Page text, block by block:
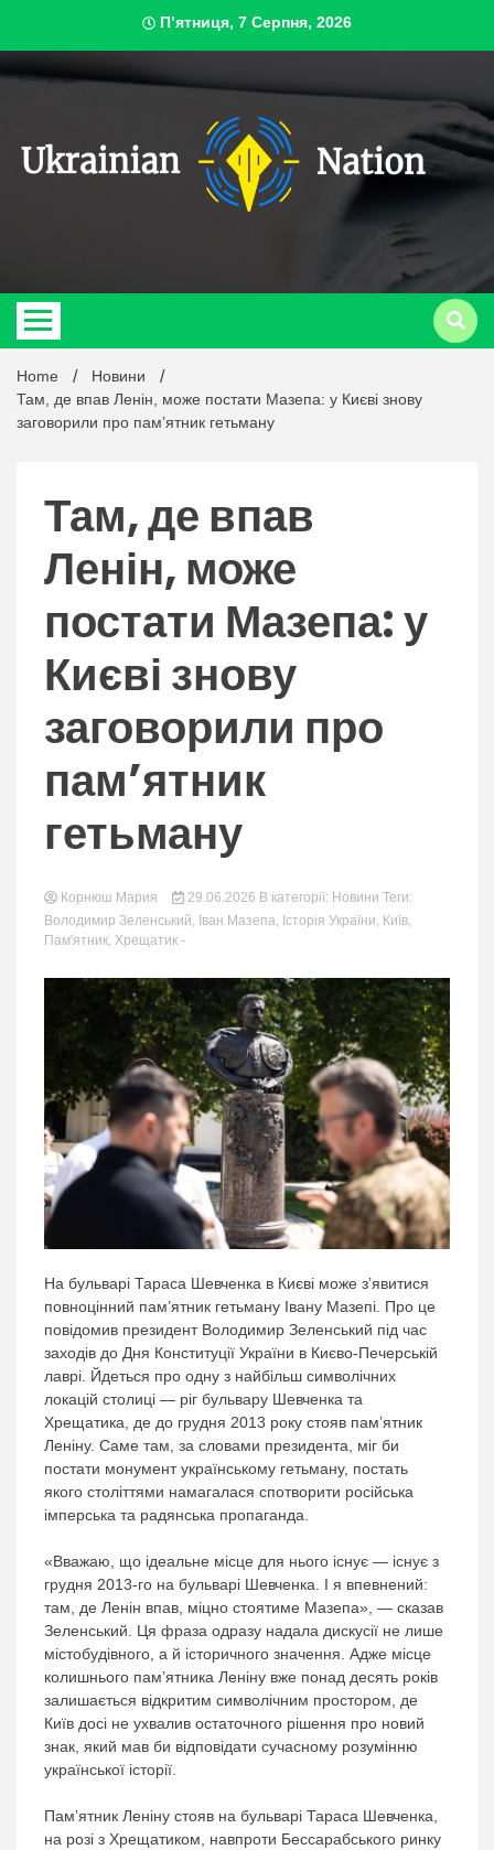
content
П’ятниця, 7 Серпня, 2026
Home
Новини
Там, де впав Ленін, може постати Мазепа: у Києві знову
заговорили про пам’ятник гетьману
Там, де впав
Ленін, може
постати Мазепа: у
Києві знову
заговорили про
пам’ятник
гетьману
Корнюш Мария 29.06.2026 В категорії: Новини Теги:
Володимир Зеленський, Іван Мазепа, Історія України, Київ,
Пам'ятник, Хрещатик -
На бульварі Тараса Шевченка в Києві може з’явитися
повноцінний пам’ятник гетьману Івану Мазепі. Про це
повідомив президент Володимир Зеленський під час
заходів до Дня Конституції України в Києво-Печерській
лаврі. Йдеться про одну з найбільш символічних
локацій столиці — ріг бульвару Шевченка та
Хрещатика, де до грудня 2013 року стояв пам’ятник
Леніну. Саме там, за словами президента, міг би
постати монумент українському гетьману, постать
якого століттями намагалася спотворити російська
імперська та радянська пропаганда.
«Вважаю, що ідеальне місце для нього існує — існує з
грудня 2013-го на бульварі Шевченка. І я впевнений:
там, де Ленін впав, міцно стоятиме Мазепа», — сказав
Зеленський. Ця фраза одразу надала дискусії не лише
містобудівного, а й історичного значення. Адже місце
колишнього пам’ятника Леніну вже понад десять років
залишається відкритим символічним простором, де
Київ досі не ухвалив остаточного рішення про новий
знак, який мав би відповідати сучасному розумінню
української історії.
Пам’ятник Леніну стояв на бульварі Тараса Шевченка,
на розі з Хрещатиком, навпроти Бессарабського ринку